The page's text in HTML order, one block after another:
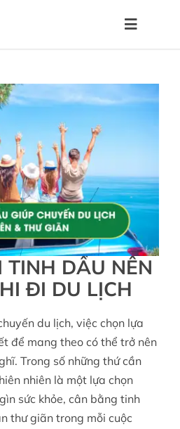
Toggle
TINH DẦU NÊN
ĐI DU LỊCH
du lịch, việc chọn lựa
để mang theo có thể trở nên
Trong số những thứ cần
nhiên là một lựa chọn
sức khỏe, cân bằng tinh
thư giãn trong mỗi cuộc